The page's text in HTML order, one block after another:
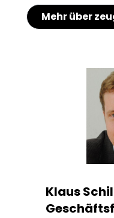
Mehr über
Klaus